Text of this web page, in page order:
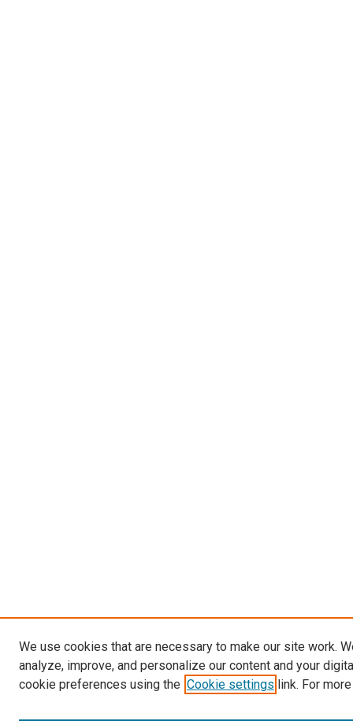
We use cookies that are necessary to make our site work.
analyze, improve, and personalize our content and your
cookie preferences using the Cookie settings link. For